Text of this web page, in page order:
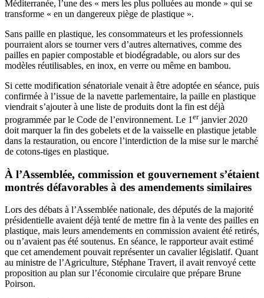
Méditerranée, l’une des « mers les plus polluées au monde » qui se
transforme « en un dangereux piège de plastique ».
Sans paille en plastique, les consommateurs et les professionnels
pourraient alors se tourner vers d’autres alternatives, comme des
pailles en papier compostable et biodégradable, ou alors sur des
modèles réutilisables, en inox, en verre ou même en bambou.
Si cette modification sénatoriale venait à être adoptée en séance, puis
confirmée à l’issue de la navette parlementaire, la paille en plastique
viendrait s’ajouter à une liste de produits dont la fin est déjà
programmée par le Code de l’environnement. Le 1 erjanvier 2020
doit marquer la fin des gobelets et de la vaisselle en plastique jetable
dans la restauration, ou encore l’interdiction de la mise sur le marché
de cotons-tiges en plastique.
À l’Assemblée, commission et gouvernement s’étaient
montrés défavorables à des amendements similaires
Lors des débats à l’Assemblée nationale, des députés de la majorité
présidentielle avaient déjà tenté de mettre fin à la vente des pailles en
plastique, mais leurs amendements en commission avaient été retirés,
ou n’avaient pas été soutenus. En séance, le rapporteur avait estimé
que cet amendement pouvait représenter un cavalier législatif. Quant
au ministre de l’Agriculture, Stéphane Travert, il avait renvoyé cette
proposition au plan sur l’économie circulaire que prépare Brune
Poirson.